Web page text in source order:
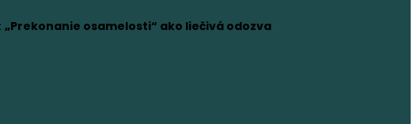
„Prekonanie osamelosti“ ako liečivá odozva